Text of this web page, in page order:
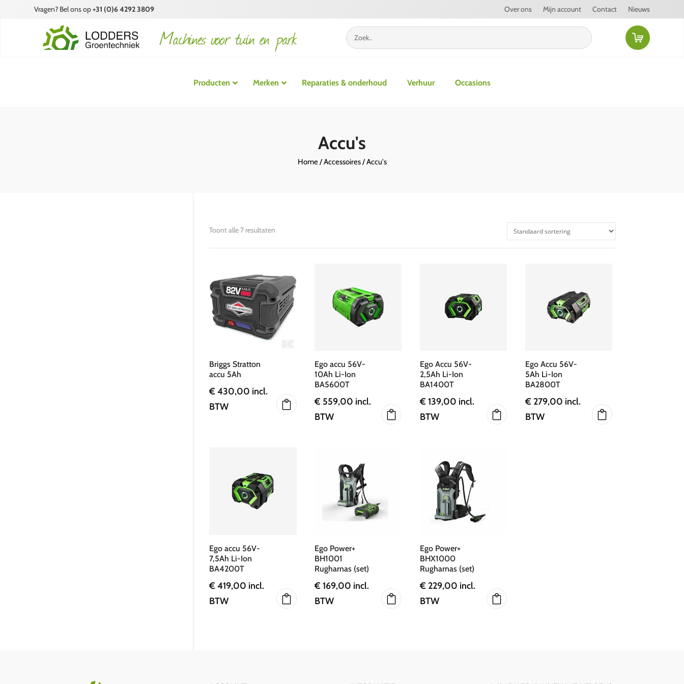
Vragen? Bel ons op+31 (0)6 4292 3809 Over ons Mijn account Contact Nieuws
Producten
Reinigingsproducten
Smeermiddelen
Merken Reparaties & onderhoud Verhuur Occasions
Accu's
Home/Accessoires/ Accu's
Toont alle 7 resultaten
Briggs Stratton
accu 5Ah
€ 430,00 incl.
BTW
Ego accu 56V-
10Ah Li-Ion
BA5600T
€ 559,00 incl.
BTW
Ego Accu 56V-
2,5Ah Li-Ion
BA1400T
€ 139,00 incl.
BTW
Ego Accu 56V-
5Ah Li-Ion
BA2800T
€ 279,00 incl.
BTW
Ego accu 56V-
7,5Ah Li-Ion
BA4200T
€ 419,00 incl.
BTW
Ego Power+
BH1001
Rugharnas (set)
€ 169,00 incl.
BTW
Ego Power+
BHX1000
Rugharnas (set)
€ 229,00 incl.
BTW